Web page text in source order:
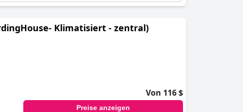
Klimatisiert - zentral)
Von 116 $
Preise anzeigen